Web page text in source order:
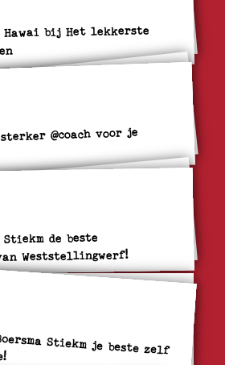
bij Het lekkerste
@coach voor je
de beste
Weststellingwerf!